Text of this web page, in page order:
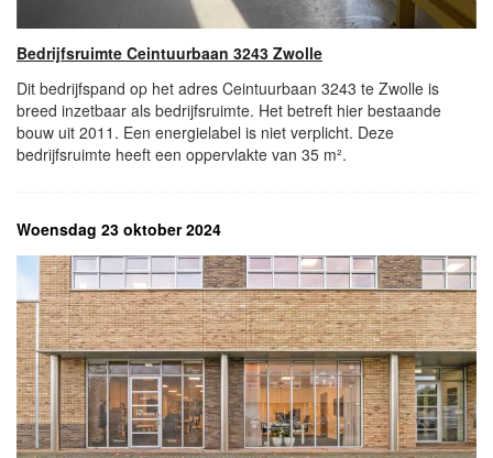
Bedrijfsruimte Ceintuurbaan 3243 Zwolle
Dit bedrijfspand op het adres Ceintuurbaan 3243 te Zwolle is
breed inzetbaar als bedrijfsruimte. Het betreft hier bestaande
bouw uit 2011. Een energielabel is niet verplicht. Deze
bedrijfsruimte heeft een oppervlakte van 35 m².
Woensdag 23 oktober 2024